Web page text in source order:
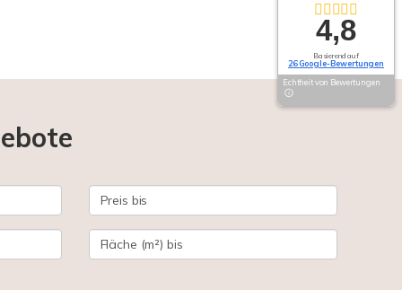
4,8
Basierend auf
26 Google-Bewertungen
Echtheit von Bewertungen